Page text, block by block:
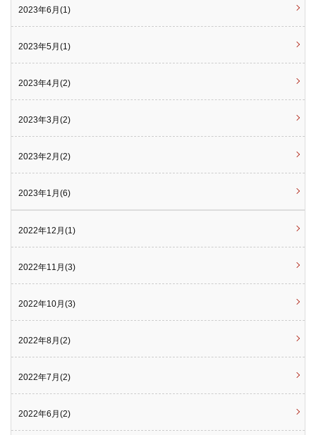
2023年6月(1)
2023年5月(1)
2023年4月(2)
2023年3月(2)
2023年2月(2)
2023年1月(6)
2022年12月(1)
2022年11月(3)
2022年10月(3)
2022年8月(2)
2022年7月(2)
2022年6月(2)